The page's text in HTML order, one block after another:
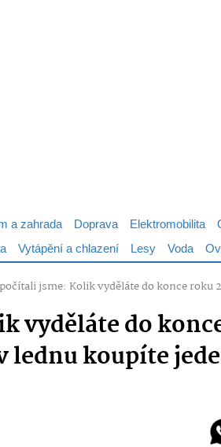
a zahrada Doprava Elektromobilita
Vytápění a chlazení Lesy Voda
jsme: Kolik vyděláte do konce
vyděláte do
lednu koupíte